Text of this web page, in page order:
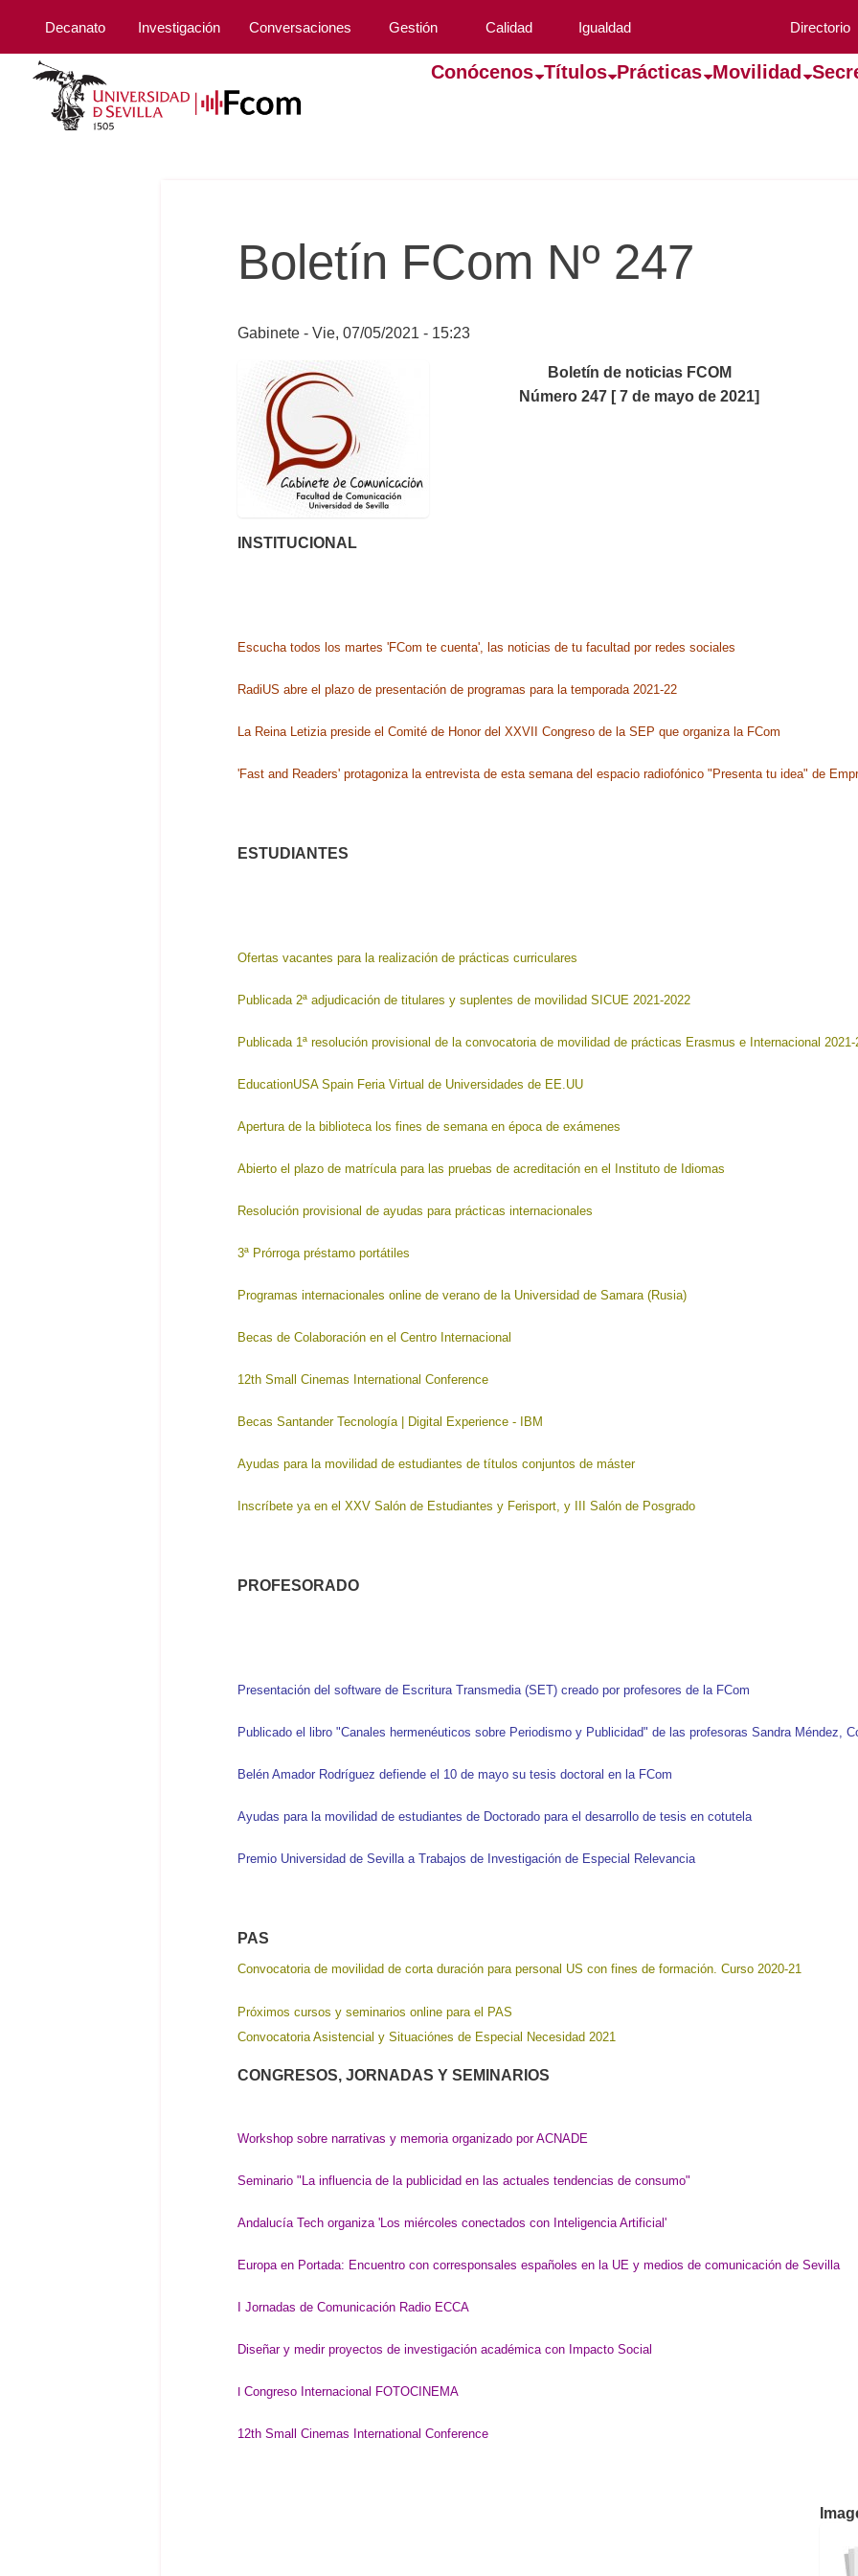
Decanato Investigación Conversaciones Gestión Calidad Igualdad Directorio
Conócenos Títulos Prácticas Movilidad
Boletín FCom Nº 247
Gabinete Vie, 07/05/2021 - 15:23
Boletín de noticias FCOM
Número 247 [ 7 de mayo de 2021]
INSTITUCIONAL
Escucha todos los martes 'FCom te cuenta', las noticias de tu facultad por redes sociales
RadiUS abre el plazo de presentación de programas para la temporada 2021-22
La Reina Letizia preside el Comité de Honor del XXVII Congreso de la SEP que organiza la FCom
'Fast and Readers' protagoniza la entrevista de esta semana del espacio radiofónico "Presenta tu idea" de
ESTUDIANTES
Ofertas vacantes para la realización de prácticas curriculares
Publicada 2ª adjudicación de titulares y suplentes de movilidad SICUE 2021-2022
Publicada 1ª resolución provisional de la convocatoria de movilidad de prácticas Erasmus e Internacional 2021-
EducationUSA Spain Feria Virtual de Universidades de EE.UU
Apertura de la biblioteca los fines de semana en época de exámenes
Abierto el plazo de matrícula para las pruebas de acreditación en el Instituto de Idiomas
Resolución provisional de ayudas para prácticas internacionales
3ª Prórroga préstamo portátiles
Programas internacionales online de verano de la Universidad de Samara (Rusia)
Becas de Colaboración en el Centro Internacional
12th Small Cinemas International Conference
Becas Santander Tecnología | Digital Experience - IBM
Ayudas para la movilidad de estudiantes de títulos conjuntos de máster
Inscríbete ya en el XXV Salón de Estudiantes y Ferisport, y III Salón de Posgrado
PROFESORADO
Presentación del software de Escritura Transmedia (SET) creado por profesores de la FCom
Publicado el libro "Canales hermenéuticos sobre Periodismo y Publicidad" de las profesoras Sandra Méndez,
Belén Amador Rodríguez defiende el 10 de mayo su tesis doctoral en la FCom
Ayudas para la movilidad de estudiantes de Doctorado para el desarrollo de tesis en cotutela
Premio Universidad de Sevilla a Trabajos de Investigación de Especial Relevancia
PAS
Convocatoria de movilidad de corta duración para personal US con fines de formación. Curso 2020-21
Próximos cursos y seminarios online para el PAS
Convocatoria Asistencial y Situaciónes de Especial Necesidad 2021
CONGRESOS, JORNADAS Y SEMINARIOS
Workshop sobre narrativas y memoria organizado por ACNADE
Seminario "La influencia de la publicidad en las actuales tendencias de consumo"
Andalucía Tech organiza 'Los miércoles conectados con Inteligencia Artificial'
Europa en Portada: Encuentro con corresponsales españoles en la UE y medios de comunicación de Sevilla
I Jornadas de Comunicación Radio ECCA
Diseñar y medir proyectos de investigación académica con Impacto Social
I Congreso Internacional FOTOCINEMA
12th Small Cinemas International Conference